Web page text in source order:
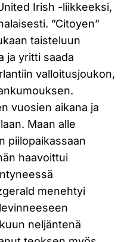
Irish -liikkeeksi,
”Citoyen”
taisteluun
ja yritti saada
valloitusjoukon,
vuosien aikana ja
Maan alle
piilopaikassaan
haavoittui
menehtyi
neljäntenä